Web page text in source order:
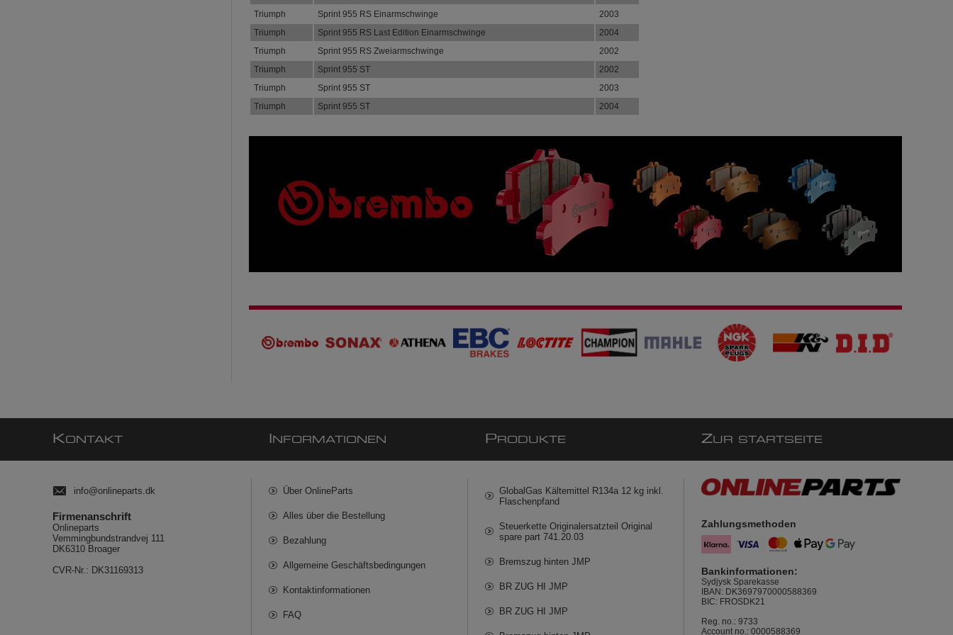
Triumph
Sprint 955 RS Einarmschwinge
2003
Triumph
Sprint 955 RS Last Edition Einarmschwinge
2004
Triumph
Sprint 955 RS Zweiarmschwinge
2002
Triumph
Sprint 955 ST
2002
Triumph
Sprint 955 ST
2003
Triumph
Sprint 955 ST 2004
KONTAKT
info@onlineparts.dk
Firmenanschrift
Onlineparts
Vemmingbundstrandvej 111
DK6310 Broager
CVR-Nr.: DK31169313
NFORMATIONEN
Über OnlineParts
Alles über die Bestellung
Bezahlung
Allgemeine Geschäftsbedingungen
Kontaktinformationen
FAQ
P RODUKTE
GlobalGas Kältemittel R134a 12 kg inkl.
Flaschenpfand
Steuerkette Originalersatzteil Original
spare part 741.20.03
Bremszug hinten JMP
BR ZUG HI JMP
BR ZUG HI JMP
ZUR STARTSEITE
Zahlungsmethoden
Bankinformationen:
Sydjysk Sparekasse
IBAN: DK3697970000588369
BIC: FROSDK21
Reg. no.: 9733
Account no.: 0000588369